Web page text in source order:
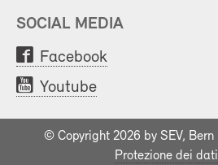
SOCIAL MEDIA
Facebook
Youtube
© Copyright 2026 by SEV, Bern |
Protezione dei dati